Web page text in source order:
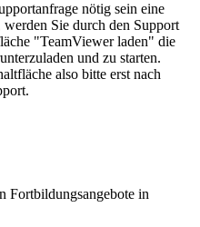
nötig sein eine
Sie durch den Support
"TeamViewer laden" die
und zu starten.
also bitte erst nach
Fortbildungsangebote in